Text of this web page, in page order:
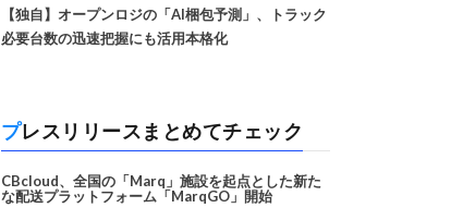
【独自】オープンロジの「AI梱包予測」、トラック
必要台数の迅速把握にも活用本格化
プレスリリースまとめてチェック
CBcloud、全国の「Marq」施設を起点とした新た
な配送プラットフォーム「MarqGO」開始